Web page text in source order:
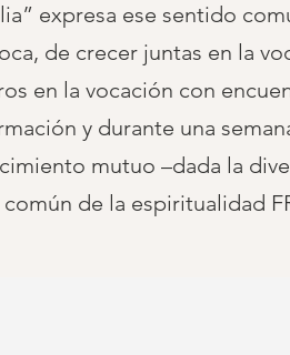
expresa ese sentido
de crecer juntas en la
en la vocación con
y durante una
mutuo –dada la
de la espiritualidad